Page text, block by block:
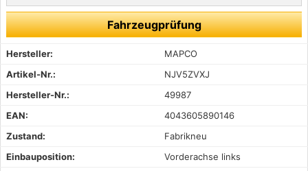
Fahrzeugprüfung
Hersteller:
MAPCO
Artikel-Nr.:
NJV5ZVXJ
Hersteller-Nr.:
49987
EAN:
4043605890146
Zustand:
Fabrikneu
Einbauposition:
Vorderachse links